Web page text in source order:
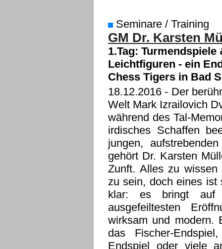
Seminare / Training
GM Dr. Karsten
1.Tag:
Leichtfiguren - ein
Chess Tigers in Bad
18.12.2016 - Der
Welt Mark Izrailovich
während des Tal-
irdisches Schaffen
jungen,
gehört Dr. Karsten
Zunft. Alles zu wissen
zu sein, doch eines ist
klar: es bringt auf
ausgefeiltesten
wirksam und modern.
das Fischer-
Endspiel oder viele